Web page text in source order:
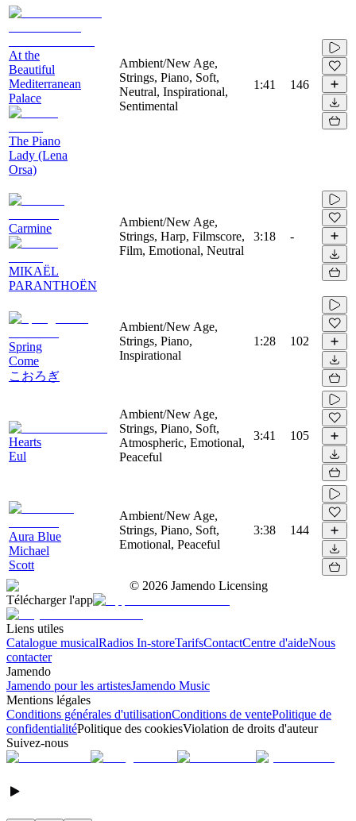
At the
Beautiful
Mediterranean
Palace
The Piano
Lady (Lena
Orsa)
Ambient/New Age,
Strings, Piano, Soft,
Neutral, Inspirational,
Sentimental
1:41 146
Carmine
MIKAËL
PARANTHOËN
Ambient/New Age,
Strings, Harp, Filmscore,
Film, Emotional, Neutral
3:18 -
Spring
Come
こおろぎ
Ambient/New Age,
Strings, Piano,
Inspirational
1:28 102
Hearts
Eul
Ambient/New Age,
Strings, Piano, Soft,
Atmospheric, Emotional,
Peaceful
3:41 105
Aura Blue
Michael
Scott
Ambient/New Age,
Strings, Piano, Soft,
Emotional, Peaceful
3:38 144
© 2026 Jamendo Licensing
Télécharger l'app
Liens utiles
Catalogue musicalRadios In-storeTarifsContactCentre d'aideNous
contacter
Jamendo
Jamendo pour les artistesJamendo Music
Mentions légales
Conditions générales d'utilisationConditions de ventePolitique de
confidentialitéPolitique des cookiesViolation de droits d'auteur
Suivez-nous